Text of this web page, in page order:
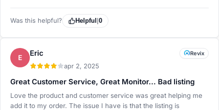
Was this helpful? Helpful 0
E Eric
apr 2, 2025
Revix
Great Customer Service, Great Monitor... Bad listing
Love the product and customer service was great helping me
add it to my order. The issue I have is that the listing is